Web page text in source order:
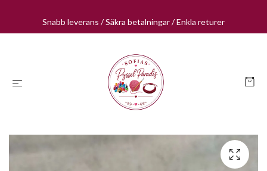
Snabb leverans / Säkra betalningar / Enkla returer